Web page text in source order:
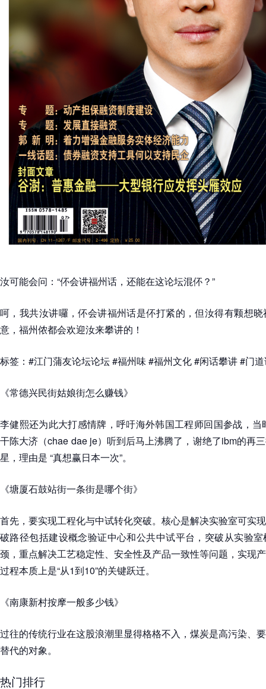
汝可能会问：“伓会讲福州话，还能在这论坛混伓？”
呵，我共汝讲囉，伓会讲福州话是伓打紧的，但汝得有颗想
意，福州侬都会欢迎汝来攀讲的！
标签：#江门蒲友论坛论坛 #福州味 #福州文化 #闲话攀讲 #门
《常德兴民街姑娘街怎么赚钱》
李健熙还为此大打感情牌，呼吁海外韩国工程师回国参战，
干陈大济（chae dae je）听到后马上沸腾了，谢绝了ibm的再
星，理由是 “真想赢日本一次”。
《塘厦石鼓站街一条街是哪个街》
首先，要实现工程化与中试转化突破。核心是解决实验室可实
破路径包括建设概念验证中心和公共中试平台，突破从实验
颈，重点解决工艺稳定性、安全性及产品一致性等问题，实现
过程本质上是“从1到10”的关键跃迁。
《南康新村按摩一般多少钱》
过往的传统行业在这股浪潮里显得格格不入，煤炭是高污染、
替代的对象。
热门排行